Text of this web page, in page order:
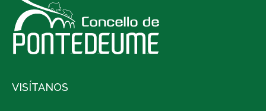
VISÍTANOS